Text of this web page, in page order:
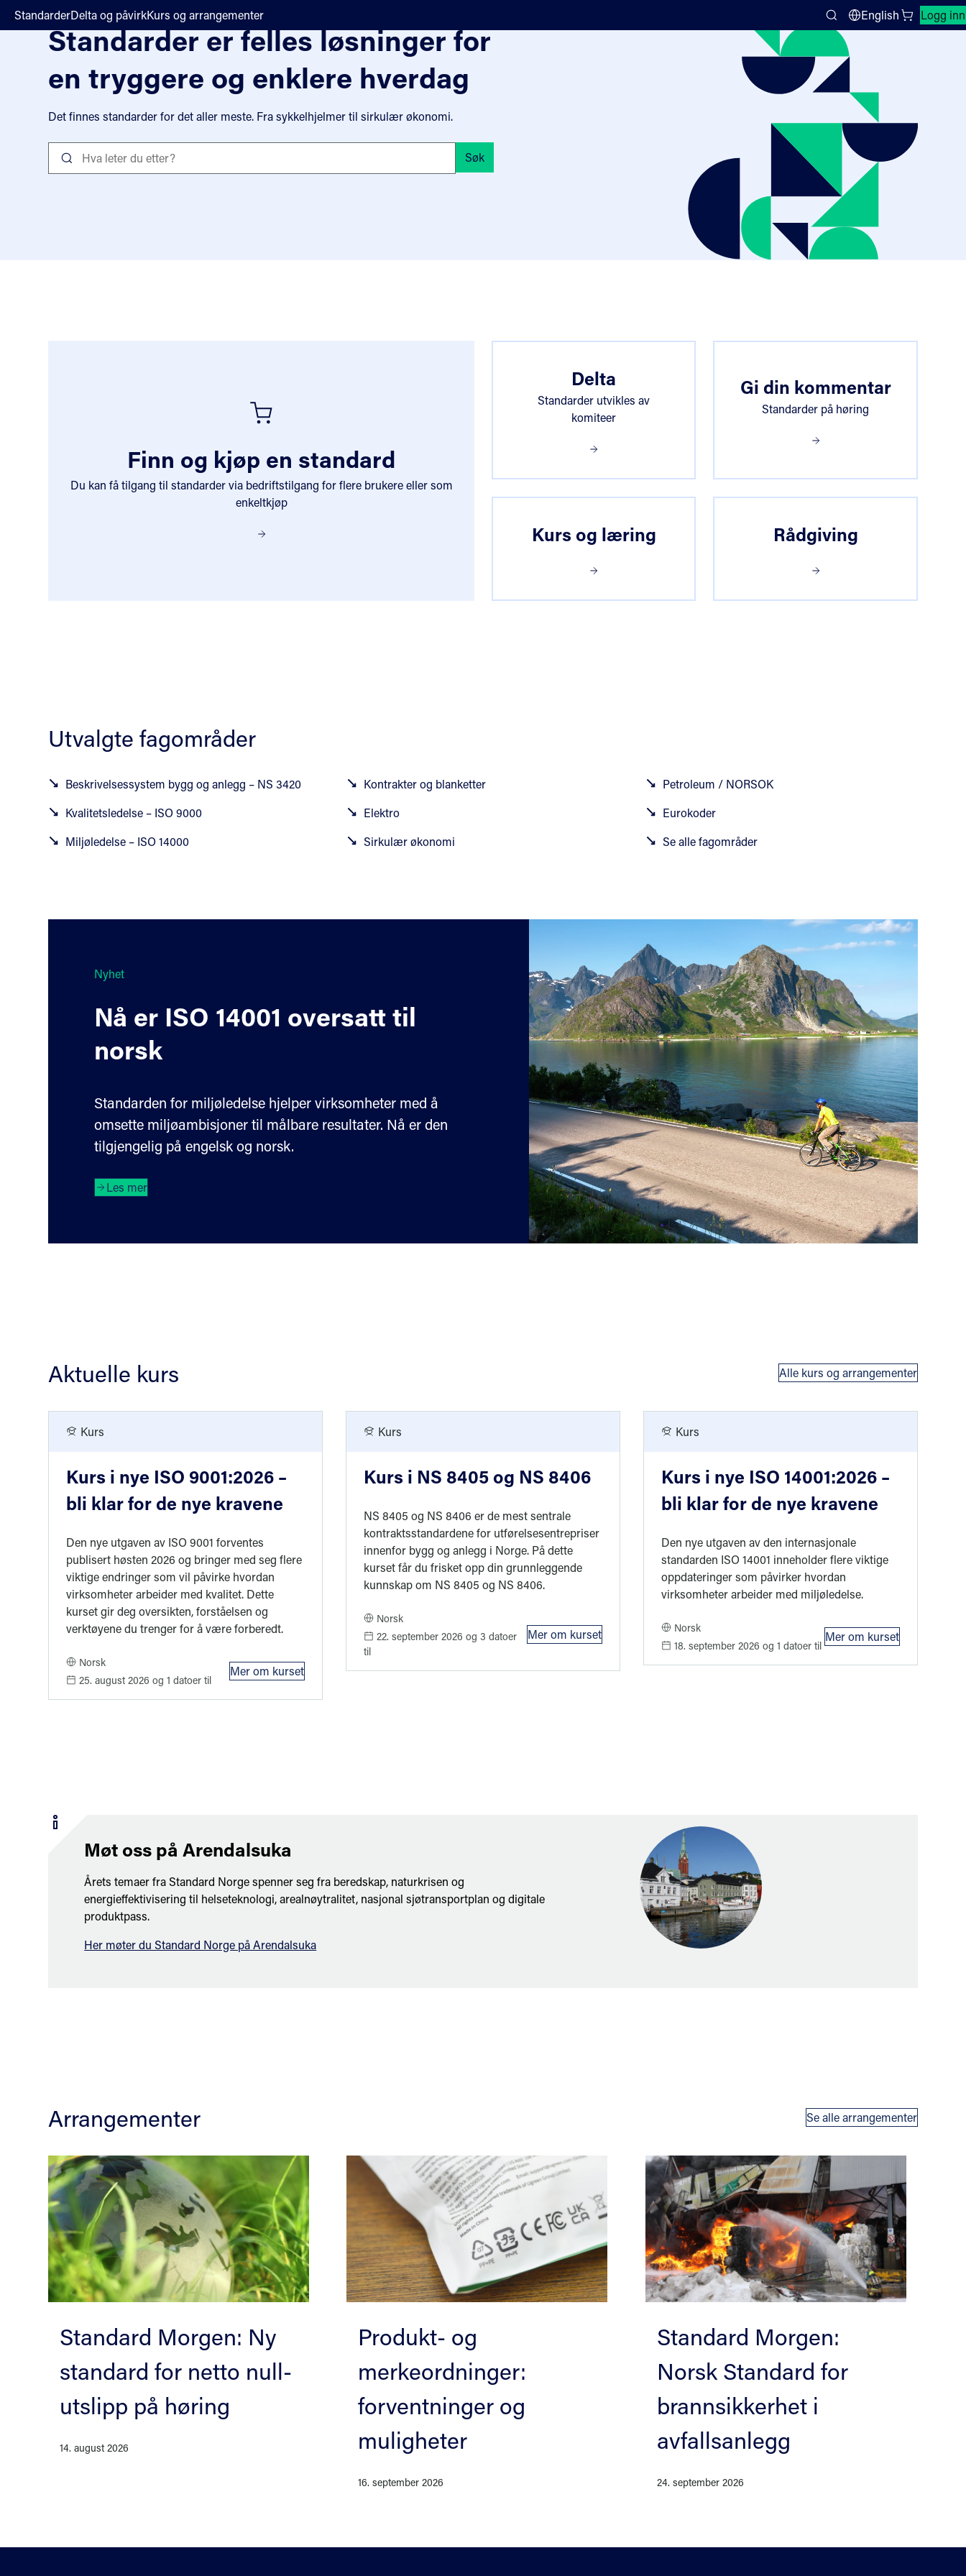
;StandarderDelta og påvirkKurs og arrangementer
Search
English Logg inn
Lukk søkepanel
Standarder er felles løsninger for
en tryggere og enklere hverdag
Det finnes standarder for det aller meste. Fra sykkelhjelmer til sirkulær økonomi.
Standarder er felles løsninger for en tryggere og enklere hverdag Søk
Finn og kjøp en standard
Du kan få tilgang til standarder via bedriftstilgang for flere brukere eller som
enkeltkjøp
Delta
Standarder utvikles av
komiteer
Gi din kommentar
Standarder på høring
Kurs og læring Rådgiving
Utvalgte fagområder
Beskrivelsessystem bygg og anlegg – NS 3420 Kontrakter og blanketter
Petroleum / NORSOK
Kvalitetsledelse – ISO 9000
Elektro
Eurokoder
Miljøledelse – ISO 14000
Sirkulær økonomi Se alle fagområder
Nyhet
Nå er ISO 14001 oversatt til
norsk
Standarden for miljøledelse hjelper virksomheter med å
omsette miljøambisjoner til målbare resultater. Nå er den
tilgjengelig på engelsk og norsk.
Les mer
Aktuelle kurs Alle kurs og arrangementer
Kurs
Kurs i nye ISO 9001:2026 –
bli klar for de nye kravene
Den nye utgaven av ISO 9001 forventes
publisert høsten 2026 og bringer med seg flere
viktige endringer som vil påvirke hvordan
virksomheter arbeider med kvalitet. Dette
kurset gir deg oversikten, forståelsen og
verktøyene du trenger for å være forberedt.
Norsk
25. august 2026og 1 datoer til
Mer om kurset
: Kurs i nye ISO 9001:2026 – bli klar for de nye kravene
Kurs
Kurs i NS 8405 og NS 8406
NS 8405 og NS 8406 er de mest sentrale
kontraktsstandardene for utførelsesentrepriser
innenfor bygg og anlegg i Norge. På dette
kurset får du frisket opp din grunnleggende
kunnskap om NS 8405 og NS 8406.
Norsk
22. september 2026og 3 datoer
til
Mer om kurset
: Kurs i NS 8405 og NS 8406
Kurs
Kurs i nye ISO 14001:2026 –
bli klar for de nye kravene
Den nye utgaven av den internasjonale
standarden ISO 14001 inneholder flere viktige
oppdateringer som påvirker hvordan
virksomheter arbeider med miljøledelse.
Norsk
18. september 2026 og 1 datoer til
Mer om kurset
: Kurs i nye ISO
Møt oss på Arendalsuka
Årets temaer fra Standard Norge spenner seg fra beredskap, naturkrisen og
energieffektivisering til helseteknologi, arealnøytralitet, nasjonal sjøtransportplan og digitale
produktpass.
Her møter du Standard Norge på Arendalsuka
Arrangementer Se alle arrangementer
Standard Morgen: Ny
standard for netto null-
utslipp på høring
14. august 2026
Produkt- og
merkeordninger:
forventninger og
muligheter
16. september 2026
Standard Morgen:
Norsk Standard for
brannsikkerhet i
avfallsanlegg
24. september 2026